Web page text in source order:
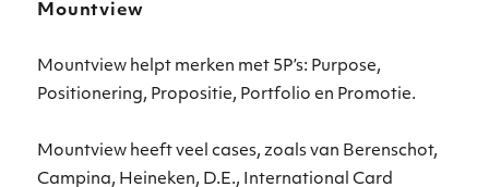
Mountview
Mountview helpt merken met 5P’s: Purpose,
Positionering, Propositie, Portfolio en Promotie.
Mountview heeft veel cases, zoals van Berenschot,
Campina, Heineken, D.E., International Card